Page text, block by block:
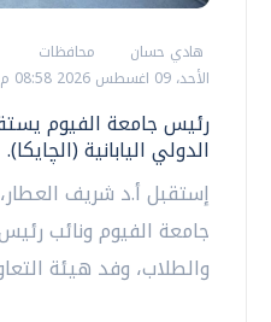
هادي حسان
محافظات
الأحد، 09 اغسطس 2026 08:58 م
رئيس جامعة الفيوم
الدولي اليابانية (الچايكا).
إستقبل أ.د شريف
جامعة الفيوم ونائب
والطلاب، وفد هيئة